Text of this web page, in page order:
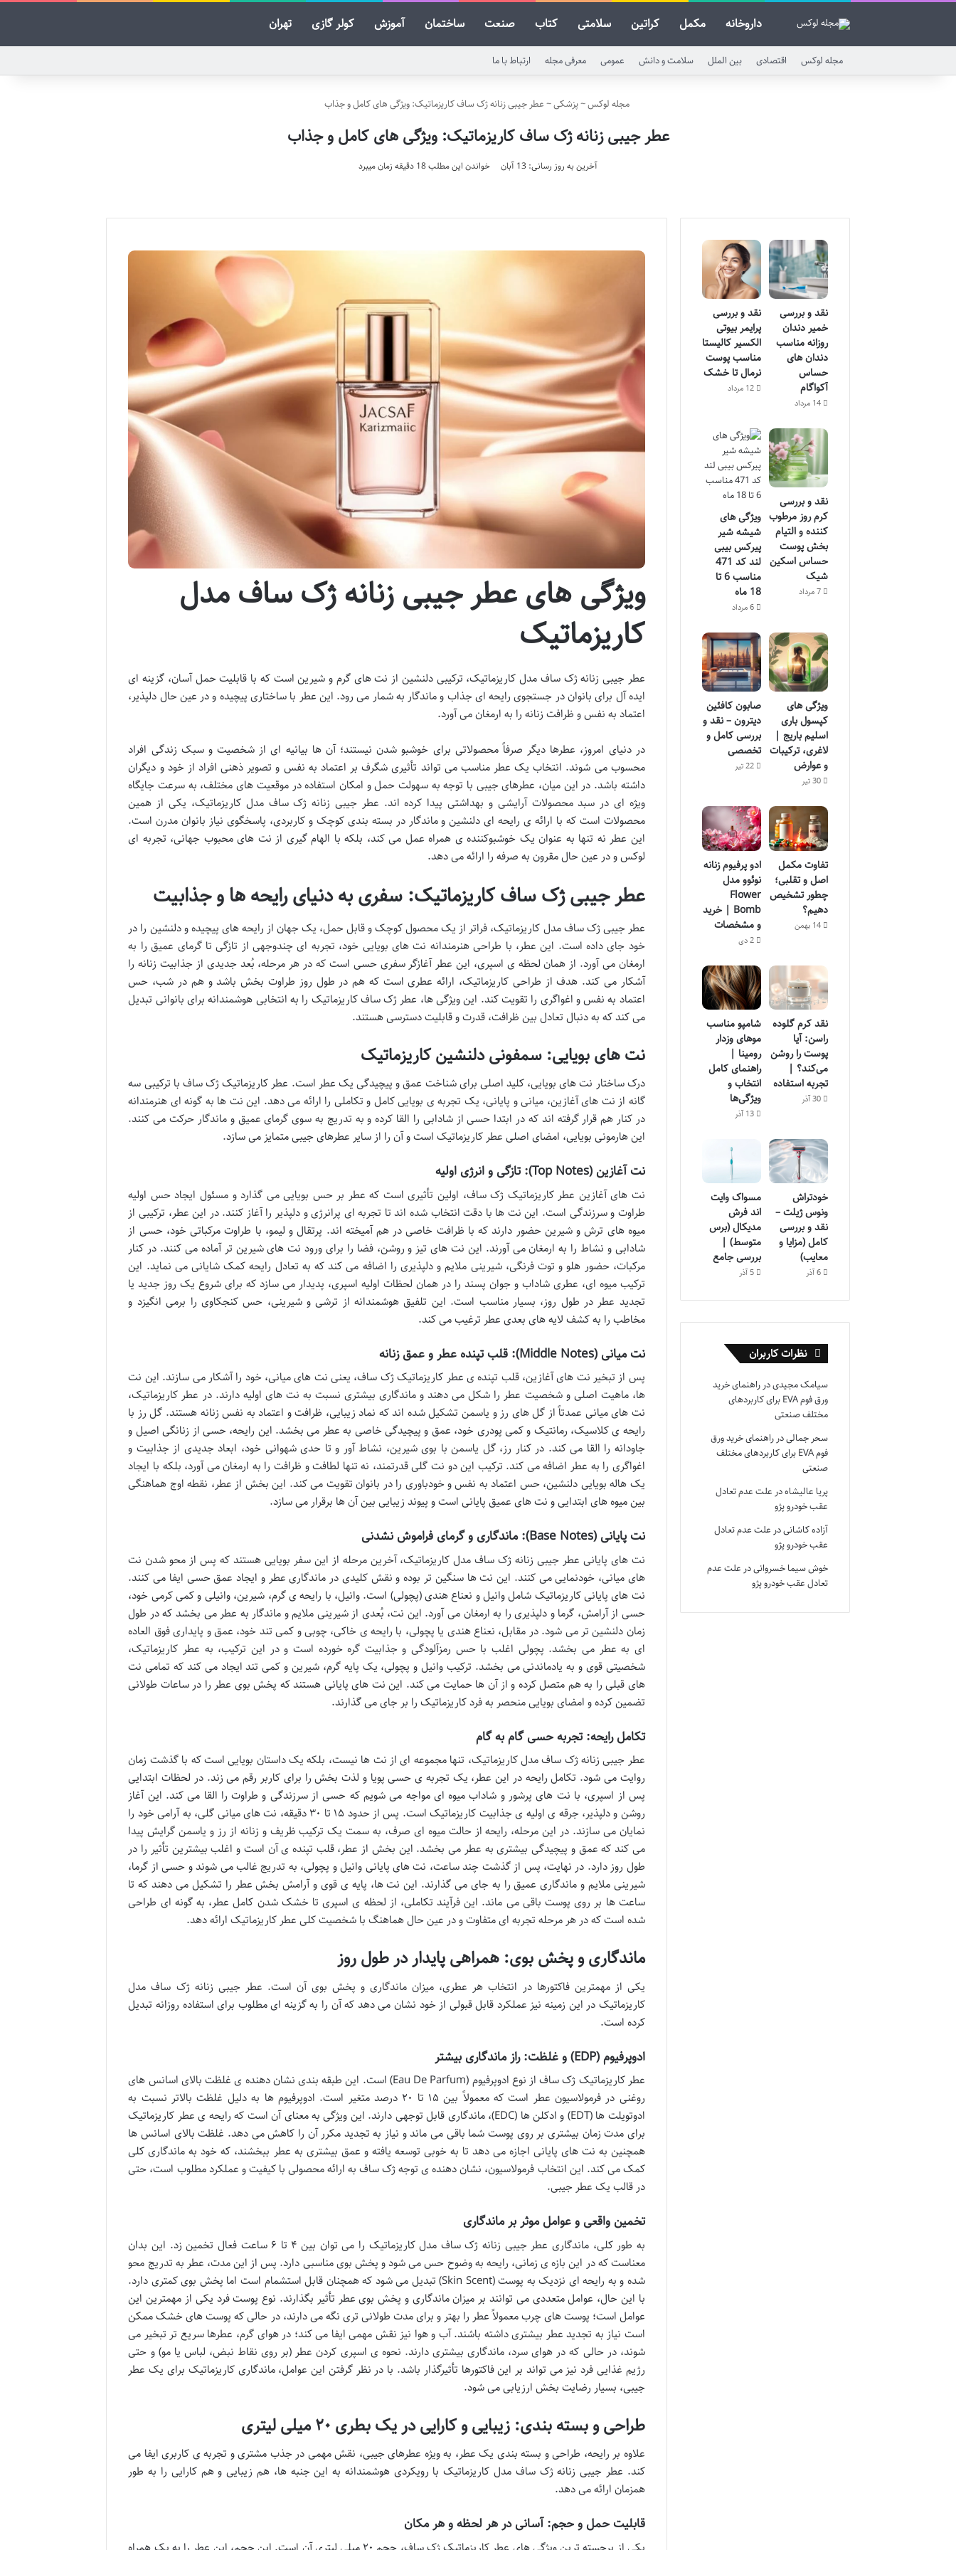
داروخانه مکمل کراتین سلامتی کتاب صنعت ساختمان آموزش کولر گازی تهران
مجله لوکس اقتصادی بین الملل سلامت و دانش عمومی معرفی مجله ارتباط با ما
مجله لوکس~پزشکی~ عطر جیبی زنانه ژک ساف کاریزماتیک: ویژگی های کامل و جذاب
عطر جیبی زنانه ژک ساف کاریزماتیک: ویژگی های کامل و جذاب
آخرین به روز رسانی: 13 آبان خواندن این مطلب 18 دقیقه زمان میبرد
ویژگی های عطر جیبی زنانه ژک ساف مدل
کاریزماتیک
عطر جیبی زنانه ژک ساف مدل کاریزماتیک، ترکیبی دلنشین از نت های گرم و شیرین است که با قابلیت حمل آسان، گزینه ای
ایده آل برای بانوان در جستجوی رایحه ای جذاب و ماندگار به شمار می رود. این عطر با ساختاری پیچیده و در عین حال دلپذیر،
اعتماد به نفس و ظرافت زنانه را به ارمغان می آورد.
در دنیای امروز، عطرها دیگر صرفاً محصولاتی برای خوشبو شدن نیستند؛ آن ها بیانیه ای از شخصیت و سبک زندگی افراد
محسوب می شوند. انتخاب یک عطر مناسب می تواند تأثیری شگرف بر اعتماد به نفس و تصویر ذهنی افراد از خود و دیگران
داشته باشد. در این میان، عطرهای جیبی با توجه به سهولت حمل و امکان استفاده در موقعیت های مختلف، به سرعت جایگاه
ویژه ای در سبد محصولات آرایشی و بهداشتی پیدا کرده اند. عطر جیبی زنانه ژک ساف مدل کاریزماتیک، یکی از همین
محصولات است که با ارائه ی رایحه ای دلنشین و ماندگار در بسته بندی کوچک و کاربردی، پاسخگوی نیاز بانوان مدرن است.
این عطر نه تنها به عنوان یک خوشبوکننده ی همراه عمل می کند، بلکه با الهام گیری از نت های محبوب جهانی، تجربه ای
لوکس و در عین حال مقرون به صرفه را ارائه می دهد.
عطر جیبی ژک ساف کاریزماتیک: سفری به دنیای رایحه ها و جذابیت
عطر جیبی ژک ساف مدل کاریزماتیک، فراتر از یک محصول کوچک و قابل حمل، یک جهان از رایحه های پیچیده و دلنشین را در
خود جای داده است. این عطر، با طراحی هنرمندانه نت های بویایی خود، تجربه ای چندوجهی از تازگی تا گرمای عمیق را به
ارمغان می آورد. از همان لحظه ی اسپری، این عطر آغازگر سفری حسی است که در هر مرحله، بُعد جدیدی از جذابیت زنانه را
آشکار می کند. هدف از طراحی کاریزماتیک، ارائه عطری است که هم در طول روز طراوت بخش باشد و هم در شب، حس
اعتماد به نفس و اغواگری را تقویت کند. این ویژگی ها، عطر ژک ساف کاریزماتیک را به انتخابی هوشمندانه برای بانوانی تبدیل
می کند که به دنبال تعادل بین ظرافت، قدرت و قابلیت دسترسی هستند.
نت های بویایی: سمفونی دلنشین کاریزماتیک
درک ساختار نت های بویایی، کلید اصلی برای شناخت عمق و پیچیدگی یک عطر است. عطر کاریزماتیک ژک ساف با ترکیبی سه
گانه از نت های آغازین، میانی و پایانی، یک تجربه ی بویایی کامل و تکاملی را ارائه می دهد. این نت ها به گونه ای هنرمندانه
در کنار هم قرار گرفته اند که در ابتدا حسی از شادابی را القا کرده و به تدریج به سوی گرمای عمیق و ماندگار حرکت می کنند.
این هارمونی بویایی، امضای اصلی عطر کاریزماتیک است و آن را از سایر عطرهای جیبی متمایز می سازد.
نت آغازین (Top Notes): تازگی و انرژی اولیه
نت های آغازین عطر کاریزماتیک ژک ساف، اولین تأثیری است که عطر بر حس بویایی می گذارد و مسئول ایجاد حس اولیه
طراوت و سرزندگی است. این نت ها با دقت انتخاب شده اند تا تجربه ای پرانرژی و دلپذیر را آغاز کنند. در این عطر، ترکیبی از
میوه های ترش و شیرین حضور دارند که با ظرافت خاصی در هم آمیخته اند. پرتقال و لیمو، با طراوت مرکباتی خود، حسی از
شادابی و نشاط را به ارمغان می آورند. این نت های تیز و روشن، فضا را برای ورود نت های شیرین تر آماده می کنند. در کنار
مرکبات، حضور هلو و توت فرنگی، شیرینی ملایم و دلپذیری را اضافه می کند که به تعادل رایحه کمک شایانی می نماید. این
ترکیب میوه ای، عطری شاداب و جوان پسند را در همان لحظات اولیه اسپری، پدیدار می سازد که برای شروع یک روز جدید یا
تجدید عطر در طول روز، بسیار مناسب است. این تلفیق هوشمندانه از ترشی و شیرینی، حس کنجکاوی را برمی انگیزد و
مخاطب را به کشف لایه های بعدی عطر ترغیب می کند.
نت میانی (Middle Notes): قلب تپنده عطر و عمق زنانه
پس از تبخیر نت های آغازین، قلب تپنده ی عطر کاریزماتیک ژک ساف، یعنی نت های میانی، خود را آشکار می سازند. این نت
ها، ماهیت اصلی و شخصیت عطر را شکل می دهند و ماندگاری بیشتری نسبت به نت های اولیه دارند. در عطر کاریزماتیک،
نت های میانی عمدتاً از گل های رز و یاسمن تشکیل شده اند که نماد زیبایی، ظرافت و اعتماد به نفس زنانه هستند. گل رز با
رایحه ی کلاسیک، رمانتیک و کمی پودری خود، عمق و پیچیدگی خاصی به عطر می بخشد. این رایحه، حسی از زنانگی اصیل و
جاودانه را القا می کند. در کنار رز، گل یاسمن با بوی شیرین، نشاط آور و تا حدی شهوانی خود، ابعاد جدیدی از جذابیت و
اغواگری را به عطر اضافه می کند. ترکیب این دو نت گلی قدرتمند، نه تنها لطافت و ظرافت را به ارمغان می آورد، بلکه با ایجاد
یک هاله بویایی دلنشین، حس اعتماد به نفس و خودباوری را در بانوان تقویت می کند. این بخش از عطر، نقطه اوج هماهنگی
بین میوه های ابتدایی و نت های عمیق پایانی است و پیوند زیبایی بین آن ها برقرار می سازد.
نت پایانی (Base Notes): ماندگاری و گرمای فراموش نشدنی
نت های پایانی عطر جیبی زنانه ژک ساف مدل کاریزماتیک، آخرین مرحله از این سفر بویایی هستند که پس از محو شدن نت
های میانی، خودنمایی می کنند. این نت ها سنگین تر بوده و نقش کلیدی در ماندگاری عطر و ایجاد عمق حسی ایفا می کنند.
نت های پایانی کاریزماتیک شامل وانیل و نعناع هندی (پچولی) است. وانیل، با رایحه ی گرم، شیرین، وانیلی و کمی کرمی خود،
حسی از آرامش، گرما و دلپذیری را به ارمغان می آورد. این نت، بُعدی از شیرینی ملایم و ماندگار به عطر می بخشد که در طول
زمان دلنشین تر می شود. در مقابل، نعناع هندی یا پچولی، با رایحه ی خاکی، چوبی و کمی تند خود، عمق و پایداری فوق العاده
ای به عطر می بخشد. پچولی اغلب با حس رمزآلودگی و جذابیت گره خورده است و در این ترکیب، به عطر کاریزماتیک،
شخصیتی قوی و به یادماندنی می بخشد. ترکیب وانیل و پچولی، یک پایه گرم، شیرین و کمی تند ایجاد می کند که تمامی نت
های قبلی را به هم متصل کرده و از آن ها حمایت می کند. این نت های پایانی هستند که پخش بوی عطر را در ساعات طولانی
تضمین کرده و امضای بویایی منحصر به فرد کاریزماتیک را بر جای می گذارند.
تکامل رایحه: تجربه حسی گام به گام
عطر جیبی زنانه ژک ساف مدل کاریزماتیک، تنها مجموعه ای از نت ها نیست، بلکه یک داستان بویایی است که با گذشت زمان
روایت می شود. تکامل رایحه در این عطر، یک تجربه ی حسی پویا و لذت بخش را برای کاربر رقم می زند. در لحظات ابتدایی
پس از اسپری، با نت های پرشور و شاداب میوه ای مواجه می شویم که حسی از سرزندگی و طراوت را القا می کند. این آغاز
روشن و دلپذیر، جرقه ی اولیه ی جذابیت کاریزماتیک است. پس از حدود ۱۵ تا ۳۰ دقیقه، نت های میانی گلی، به آرامی خود را
نمایان می سازند. در این مرحله، رایحه از حالت میوه ای صرف، به سمت یک ترکیب ظریف و زنانه از رز و یاسمن گرایش پیدا
می کند که عمق و پیچیدگی بیشتری به عطر می بخشد. این بخش از عطر، قلب تپنده ی آن است و اغلب بیشترین تأثیر را در
طول روز دارد. در نهایت، پس از گذشت چند ساعت، نت های پایانی وانیل و پچولی، به تدریج غالب می شوند و حسی از گرما،
شیرینی ملایم و ماندگاری عمیق را به جای می گذارند. این نت ها، پایه ی قوی و آرامش بخش عطر را تشکیل می دهند که تا
ساعت ها بر روی پوست باقی می ماند. این فرآیند تکاملی، از لحظه ی اسپری تا خشک شدن کامل عطر، به گونه ای طراحی
شده است که در هر مرحله تجربه ای متفاوت و در عین حال هماهنگ با شخصیت کلی عطر کاریزماتیک ارائه دهد.
ماندگاری و پخش بوی: همراهی پایدار در طول روز
یکی از مهمترین فاکتورها در انتخاب هر عطری، میزان ماندگاری و پخش بوی آن است. عطر جیبی زنانه ژک ساف مدل
کاریزماتیک در این زمینه نیز عملکرد قابل قبولی از خود نشان می دهد که آن را به گزینه ای مطلوب برای استفاده روزانه تبدیل
کرده است.
ادوپرفیوم (EDP) و غلظت: راز ماندگاری بیشتر
عطر کاریزماتیک ژک ساف از نوع ادوپرفیوم (Eau De Parfum) است. این طبقه بندی نشان دهنده ی غلظت بالای اسانس های
روغنی در فرمولاسیون عطر است که معمولاً بین ۱۵ تا ۲۰ درصد متغیر است. ادوپرفیوم ها به دلیل غلظت بالاتر نسبت به
ادوتویلت ها (EDT) و ادکلن ها (EDC)، ماندگاری قابل توجهی دارند. این ویژگی به معنای آن است که رایحه ی عطر کاریزماتیک
برای مدت زمان بیشتری بر روی پوست شما باقی می ماند و نیاز به تجدید مکرر آن را کاهش می دهد. غلظت بالای اسانس ها
همچنین به نت های پایانی اجازه می دهد تا به خوبی توسعه یافته و عمق بیشتری به عطر ببخشند، که خود به ماندگاری کلی
کمک می کند. این انتخاب فرمولاسیون، نشان دهنده ی توجه ژک ساف به ارائه محصولی با کیفیت و عملکرد مطلوب است، حتی
در قالب یک عطر جیبی.
تخمین واقعی و عوامل موثر بر ماندگاری
به طور کلی، ماندگاری عطر جیبی زنانه ژک ساف مدل کاریزماتیک را می توان بین ۴ تا ۶ ساعت فعال تخمین زد. این بدان
معناست که در این بازه ی زمانی، رایحه به وضوح حس می شود و پخش بوی مناسبی دارد. پس از این مدت، عطر به تدریج محو
شده و به رایحه ای نزدیک به پوست (Skin Scent) تبدیل می شود که همچنان قابل استشمام است اما پخش بوی کمتری دارد.
با این حال، عوامل متعددی می توانند بر میزان ماندگاری و پخش بوی عطر تأثیر بگذارند. نوع پوست فرد یکی از مهمترین این
عوامل است؛ پوست های چرب معمولاً عطر را بهتر و برای مدت طولانی تری نگه می دارند، در حالی که پوست های خشک ممکن
است نیاز به تجدید عطر بیشتری داشته باشند. آب و هوا نیز نقش مهمی ایفا می کند؛ در هوای گرم، عطرها سریع تر تبخیر می
شوند، در حالی که در هوای سرد، ماندگاری بیشتری دارند. نحوه ی اسپری کردن عطر (بر روی نقاط نبض، لباس یا مو) و حتی
رژیم غذایی فرد نیز می تواند بر این فاکتورها تأثیرگذار باشد. با در نظر گرفتن این عوامل، ماندگاری کاریزماتیک برای یک عطر
جیبی، بسیار رضایت بخش ارزیابی می شود.
طراحی و بسته بندی: زیبایی و کارایی در یک بطری ۲۰ میلی لیتری
علاوه بر رایحه، طراحی و بسته بندی یک عطر، به ویژه عطرهای جیبی، نقش مهمی در جذب مشتری و تجربه ی کاربری ایفا می
کند. عطر جیبی زنانه ژک ساف مدل کاریزماتیک با رویکردی هوشمندانه به این جنبه ها، هم زیبایی و هم کارایی را به طور
همزمان ارائه می دهد.
قابلیت حمل و حجم: آسانی در هر لحظه و هر مکان
نقد و بررسی
خمیر دندان
روزانه مناسب
دندان های
حساس
آکواگام
14 مرداد
نقد و بررسی
پرایمر بیوتی
الکسیر کالیستا
مناسب پوست
نرمال تا خشک
12 مرداد
نقد و بررسی
کرم روز مرطوب
کننده و التیام
بخش پوست
حساس اسکین
شیک
7 مرداد
ویژگی های
شیشه شیر
پیرکس بیبی
لند کد 471
مناسب 6 تا
18 ماه
6 مرداد
ویژگی های
کپسول باری
اسلیم باریج |
لاغری، ترکیبات
و عوارض
30 تیر
صابون کافئین
دیترون – نقد و
بررسی کامل و
تخصصی
22 تیر
تفاوت مکمل
اصل و تقلبی؛
چطور تشخیص
دهیم؟
14 بهمن
ادو پرفیوم زنانه
نوئوو مدل
Flower
Bomb | خرید
و مشخصات
2 دی
نقد کرم گلوده
راسن: آیا
پوست را روشن
می‌کند؟ |
تجربه استفاده
30 آذر
شامپو مناسب
موهای وزدار
رومینا |
راهنمای کامل
انتخاب و
ویژگی‌ها
13 آذر
خودتراش
ونوس ژیلت –
نقد و بررسی
کامل (مزایا و
معایب)
6 آذر
مسواک وایت
اند فرش
مدیکال (برس
متوسط) |
بررسی جامع
5 آذر
نظرات کاربران
سیامک مجیدیدرراهنمای خرید
ورق فوم EVA برای کاربردهای
مختلف صنعتی
سحر جمالیدرراهنمای خرید ورق
فوم EVA برای کاربردهای مختلف
صنعتی
پریا عالیشاهدر علت عدم تعادل
عقب خودرو پژو
آزاده کاشانیدر علت عدم تعادل
عقب خودرو پژو
خوش سیما خسروانیدر علت عدم
تعادل عقب خودرو پژو